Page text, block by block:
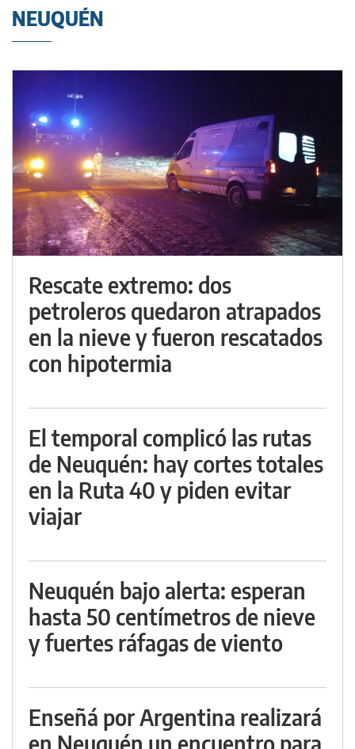
NEUQUÉN
Rescate extremo: dos
petroleros quedaron atrapados
en la nieve y fueron rescatados
con hipotermia
El temporal complicó las rutas
de Neuquén: hay cortes totales
en la Ruta 40 y piden evitar
viajar
Neuquén bajo alerta: esperan
hasta 50 centímetros de nieve
y fuertes ráfagas de viento
Enseñá por Argentina realizará
en Neuquén un encuentro para